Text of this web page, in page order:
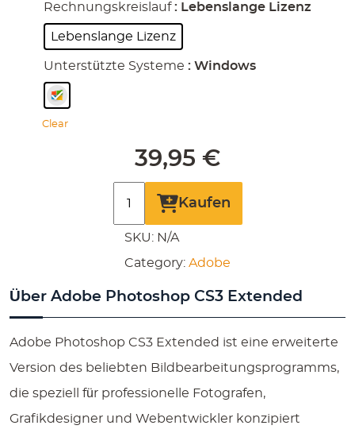
Über Adobe Photoshop CS3 Extended
Adobe Photoshop CS3 Extended ist eine erweiterte
Version des beliebten Bildbearbeitungsprogramms,
die speziell für professionelle Fotografen,
Grafikdesigner und Webentwickler konzipiert
Rechnungskreislauf : Lebenslange Lizenz
Lebenslange Lizenz
Unterstützte Systeme : Windows
Clear
39,95 €
CS3
Extended
quantity
Kaufen
SKU: N/A
Category: Adobe